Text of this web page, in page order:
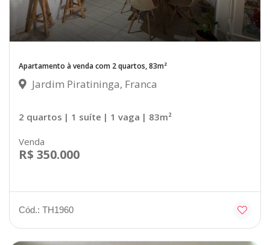
Apartamento à venda com 2 quartos, 83m²
Jardim Piratininga, Franca
2 quartos | 1 suíte | 1 vaga | 83m²
Venda
R$ 350.000
Cód.: TH1960